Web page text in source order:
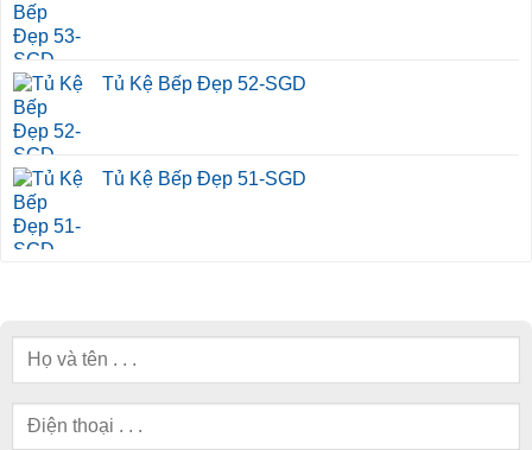
Tủ Kệ Bếp Đẹp 52-SGD
Tủ Kệ Bếp Đẹp 51-SGD